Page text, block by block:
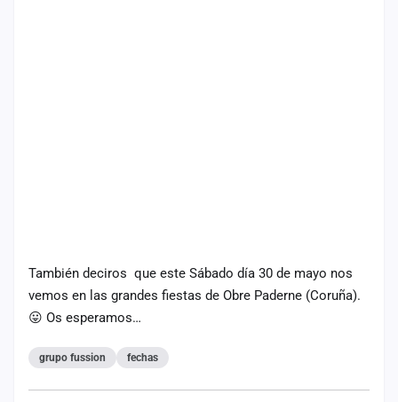
También deciros que este Sábado día 30 de mayo nos
vemos en las grandes fiestas de Obre Paderne (Coruña).
😛 Os esperamos…
grupo fussion fechas
Administración